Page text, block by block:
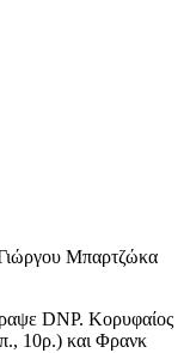
Μπαρτζώκα
DNP. Κορυφαίος
10ρ.) και Φρανκ